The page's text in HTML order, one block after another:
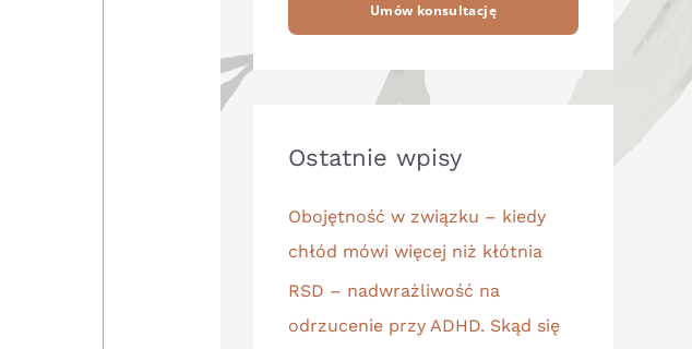
Umów konsultację
Ostatnie wpisy
Obojętność w związku – kiedy
chłód mówi więcej niż kłótnia
RSD – nadwrażliwość na
odrzucenie przy ADHD. Skąd się